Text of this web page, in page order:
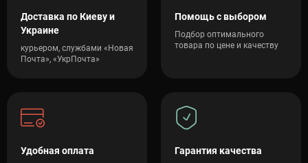
Доставка по Киеву и
Украине
курьером, службами «Новая
Почта», «УкрПочта»
Помощь с выбором
Подбор оптимального
товара по цене и качеству
Удобная оплата Гарантия качества